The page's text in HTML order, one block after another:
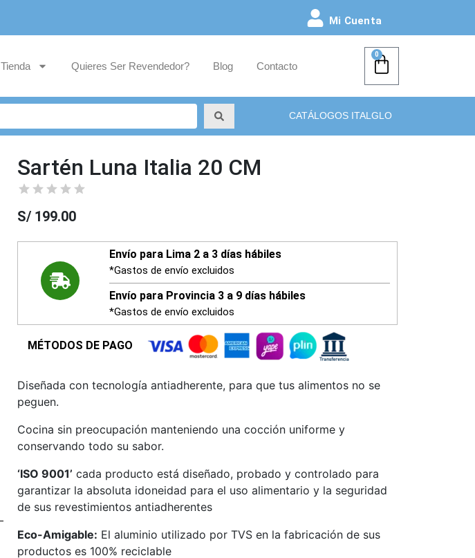
Mi Cuenta
Tienda Quieres Ser Revendedor? Blog Contacto
0
CATÁLOGOS ITALGLO
Sartén Luna Italia 20 CM
S/ 199.00
Envío para Lima 2 a 3 días hábiles
*Gastos de envío excluidos
Envío para Provincia 3 a 9 días hábiles
*Gastos de envío excluidos
MÉTODOS DE PAGO
Diseñada con tecnología antiadherente, para que tus alimentos no se
peguen.
Cocina sin preocupación manteniendo una cocción uniforme y
conservando todo su sabor.
‘ISO 9001’ cada producto está diseñado, probado y controlado para
garantizar la absoluta idoneidad para el uso alimentario y la seguridad
de sus revestimientos antiadherentes
Eco-Amigable: El aluminio utilizado por TVS en la fabricación de sus
productos es 100% reciclable